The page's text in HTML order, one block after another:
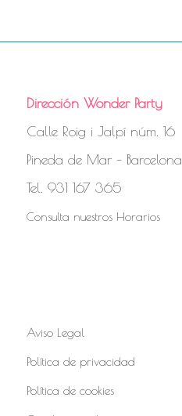
Dirección Wonder Party
Calle Roig i Jalpí núm. 16
Pineda de Mar – Barcelona
Tel. 931 167 365
Consulta nuestros Horarios
Aviso Legal
Política de privacidad
Política de cookies